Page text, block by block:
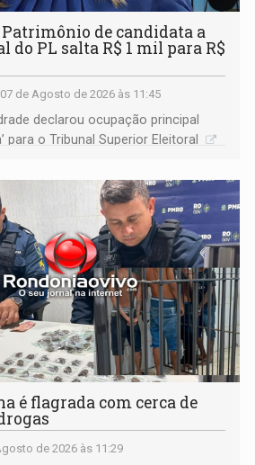
Patrimônio de candidata a
do PL salta R$ 1 mil para R$
07 de Agosto de 2026 às 11:45
declarou ocupação principal
para o Tribunal Superior Eleitoral
é flagrada com cerca de
de 2026 às 11:29